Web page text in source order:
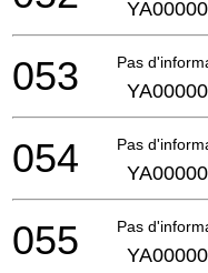
Pas
053
Pas
054
Pas
055